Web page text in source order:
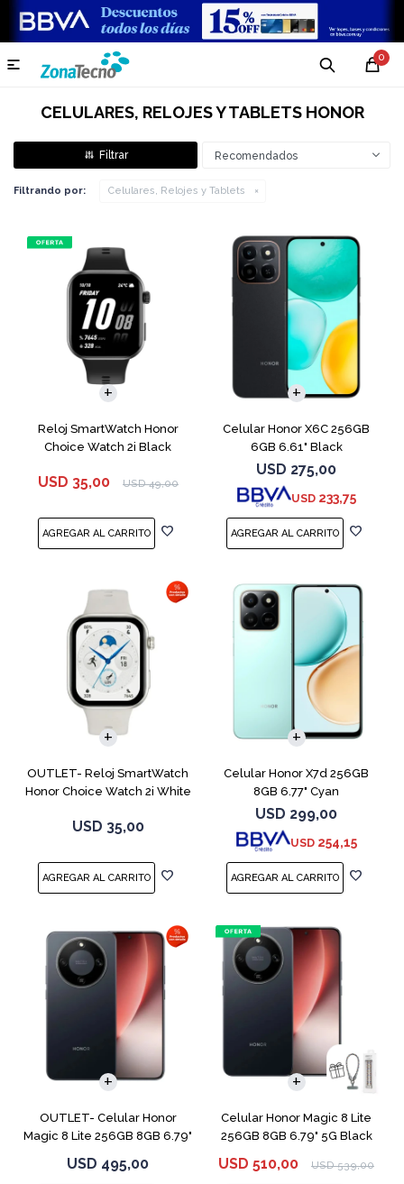
0

CELULARES, RELOJES Y TABLETS HONOR
Recomendados
Filtrando por: Celulares, Relojes y Tablets
Reloj SmartWatch Honor
Choice Watch 2i Black
USD 35,00 USD 49,00
Celular Honor X6C 256GB
6GB 6.61" Black
USD 275,00
USD 233,75
COMPARAR
OUTLET- Reloj SmartWatch
Honor Choice Watch 2i White
USD 35,00
Celular Honor X7d 256GB
8GB 6.77" Cyan
USD 299,00
USD 254,15
COMPARAR
OUTLET- Celular Honor
Magic 8 Lite 256GB 8GB 6.79"
USD 495,00
Celular Honor Magic 8 Lite
256GB 8GB 6.79" 5G Black
USD 510,00 USD 539,00
COMPARAR